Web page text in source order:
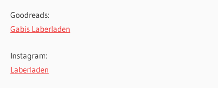
Goodreads:
Gabis Laberladen
Instagram:
Laberladen